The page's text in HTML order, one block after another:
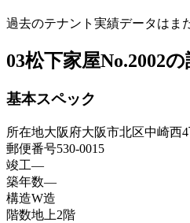
過去のテナント実績データはま
03松下家屋No.2002
基本スペック
所在地大阪府大阪市北区中崎西
郵便番号530-0015
竣工—
築年数—
構造W造
階数地上2階